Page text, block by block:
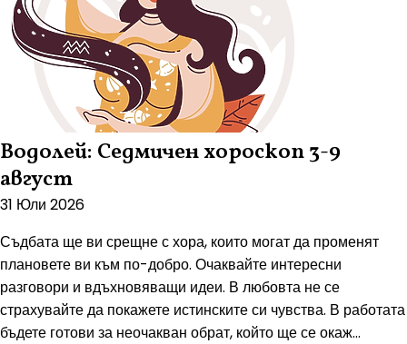
Водолей: Седмичен хороскоп 3-9
август
31 Юли 2026
Съдбата ще ви срещне с хора, които могат да променят
плановете ви към по-добро. Очаквайте интересни
разговори и вдъхновяващи идеи. В любовта не се
страхувайте да покажете истинските си чувства. В работата
бъдете готови за неочакван обрат, който ще се окаж...